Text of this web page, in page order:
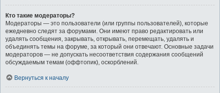
Кто такие модераторы?
Модераторы — это пользователи (или группы пользователей), которые
ежедневно следят за форумами. Они имеют право редактировать или
удалять сообщения, закрывать, открывать, перемещать, удалять и
объединять темы на форуме, за который они отвечают. Основные задачи
модераторов — не допускать несоответствия содержания сообщений
обсуждаемым темам (оффтопик), оскорблений.
Вернуться к началу